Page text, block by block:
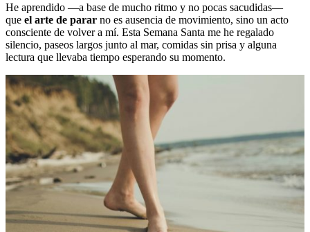
He aprendido —a base de mucho ritmo y no pocas sacudidas—
que el arte de parar no es ausencia de movimiento, sino un acto
consciente de volver a mí. Esta Semana Santa me he regalado
silencio, paseos largos junto al mar, comidas sin prisa y alguna
lectura que llevaba tiempo esperando su momento.